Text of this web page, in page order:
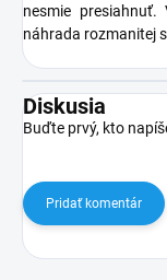
nesmie
náhrada rozmanitej
Diskusia
Buďte prvý, kto
Pridať komentár